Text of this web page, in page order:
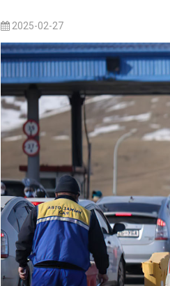
2025-02-27